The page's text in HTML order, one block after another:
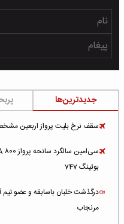
جدیدترین‌ها
سقف نرخ بلیت پرواز اربعین
بوئینگ 747
درگذشت خلبان باسابقه و عضو تیم
مرنجاب